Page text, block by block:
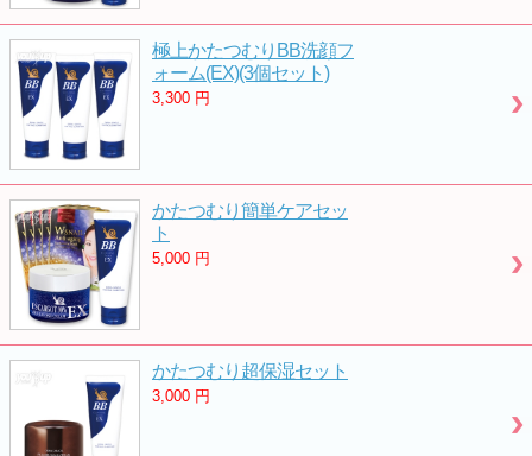
極上かたつむりBB洗顔フ
ォーム(EX)(3個セット)
3,300 円
かたつむり簡単ケアセッ
ト
5,000 円
かたつむり超保湿セット
3,000 円